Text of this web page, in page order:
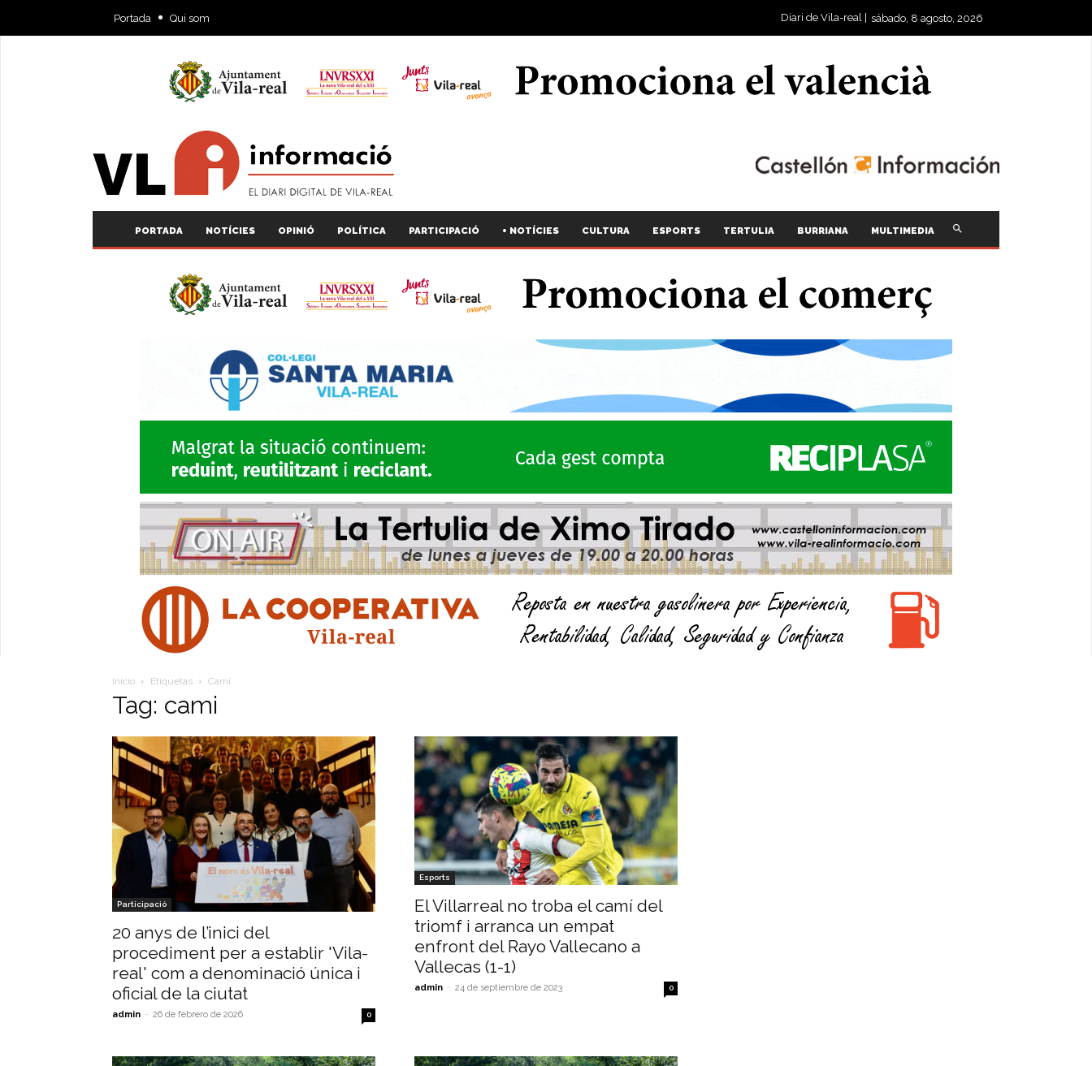
Portada Qui som Diari de Vila-real | sábado, 8 agosto, 2026
PORTADA NOTÍCIES OPINIÓ POLÍTICA PARTICIPACIÓ + NOTÍCIES CULTURA ESPORTS TERTULIA BURRIANA MULTIMEDIA
Inicio Etiquetas Cami
Tag: cami
Participació
20 anys de l’inici del
procediment per a establir 'Vila-
real' com a denominació única i
oficial de la ciutat
admin - 26 de febrero de 2026 0
Esports
El Villarreal no troba el camí del
triomf i arranca un empat
enfront del Rayo Vallecano a
Vallecas (1-1)
admin - 24 de septiembre de 2023 0